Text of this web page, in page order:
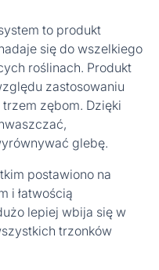
to produkt
się do wszelkiego
roślinach. Produkt
zastosowaniu
zębom. Dzięki
glebę.
postawiono na
i łatwością
lepiej wbija się w
trzonków